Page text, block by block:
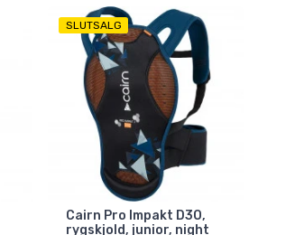
SLUTSALG
Cairn Pro Impakt D3O,
rygskjold, junior, night